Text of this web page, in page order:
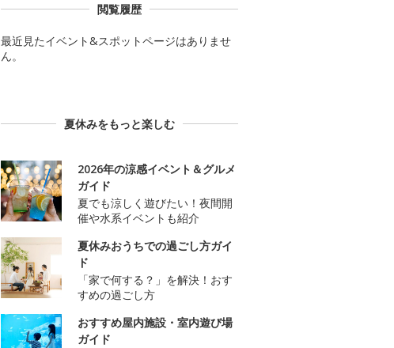
閲覧履歴
最近見たイベント&スポットページはありませ
ん。
夏休みをもっと楽しむ
2026年の涼感イベント＆グルメ
ガイド
夏でも涼しく遊びたい！夜間開
催や水系イベントも紹介
夏休みおうちでの過ごし方ガイ
ド
「家で何する？」を解決！おす
すめの過ごし方
おすすめ屋内施設・室内遊び場
ガイド